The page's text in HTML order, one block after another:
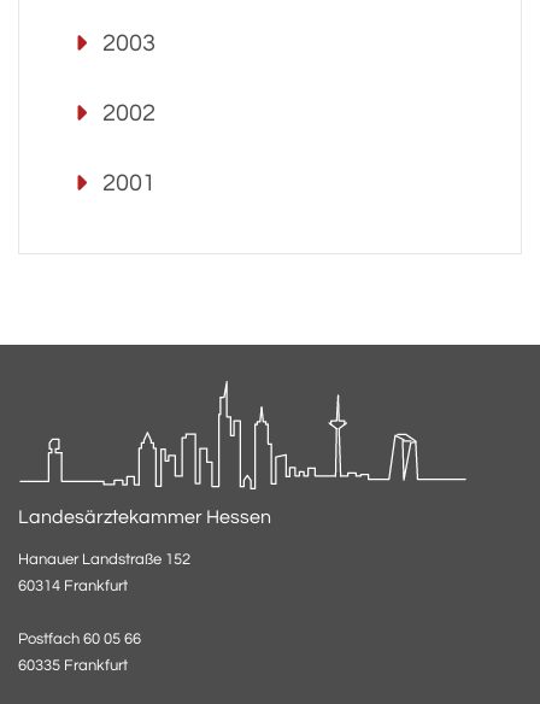
2003
2002
2001
Landesärztekammer Hessen
Hanauer Landstraße 152
60314 Frankfurt
Postfach 60 05 66
60335 Frankfurt